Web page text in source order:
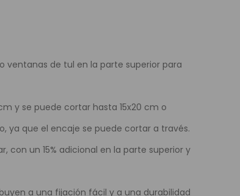
ventanas de tul en la parte superior para
y se puede cortar hasta 15x20 cm o
ya que el encaje se puede cortar a través.
con un 15% adicional en la parte superior y
a una fijación fácil y a una durabilidad